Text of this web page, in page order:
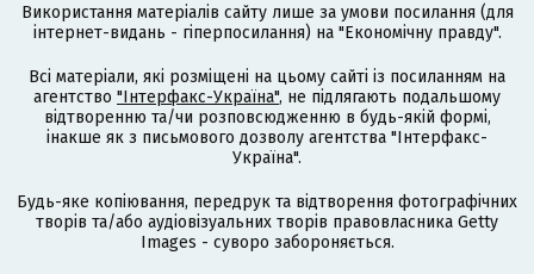
Використання матеріалів сайту лише за умови посилання (для
інтернет-видань - гіперпосилання) на "Економічну правду".
Всі матеріали, які розміщені на цьому сайті із посиланням на
агентство "Інтерфакс-Україна", не підлягають подальшому
відтворенню та/чи розповсюдженню в будь-якій формі,
інакше як з письмового дозволу агентства "Інтерфакс-
Україна".
Будь-яке копіювання, передрук та відтворення фотографічних
творів та/або аудіовізуальних творів правовласника Getty
Images - суворо забороняється.